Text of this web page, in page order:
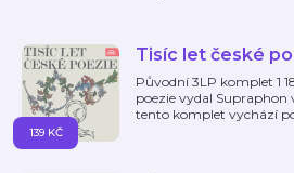
Tisíc let české
Původní 3LP komplet 1
poezie vydal Supraphon
tento komplet vychází
139 KČ